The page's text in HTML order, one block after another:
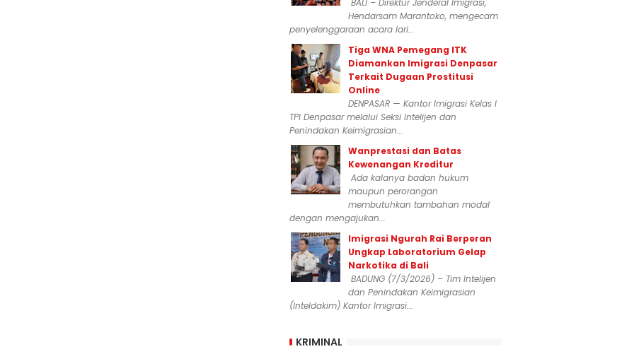
BALI – Direktur Jenderal Imigrasi,
Hendarsam Marantoko, mengecam
penyelenggaraan acara lari...
Tiga WNA Pemegang ITK
Diamankan Imigrasi Denpasar
Terkait Dugaan Prostitusi
Online
DENPASAR — Kantor Imigrasi Kelas I
TPI Denpasar melalui Seksi Intelijen dan
Penindakan Keimigrasian...
Wanprestasi dan Batas
Kewenangan Kreditur
Ada kalanya badan hukum
maupun perorangan
membutuhkan tambahan modal
dengan mengajukan...
Imigrasi Ngurah Rai Berperan
Ungkap Laboratorium Gelap
Narkotika di Bali
BADUNG (7/3/2026) – Tim Intelijen
dan Penindakan Keimigrasian
(Inteldakim) Kantor Imigrasi...
KRIMINAL